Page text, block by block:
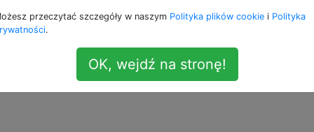
że w każdym pokoju jest adapter Thunderbolt-HDMI,
są też Macbooki, które nie mają portu Thunderbolt?
display
przeczytać szczegóły w naszym Polityka plików cookie i Polityka
.
OK, wejdź na stronę!